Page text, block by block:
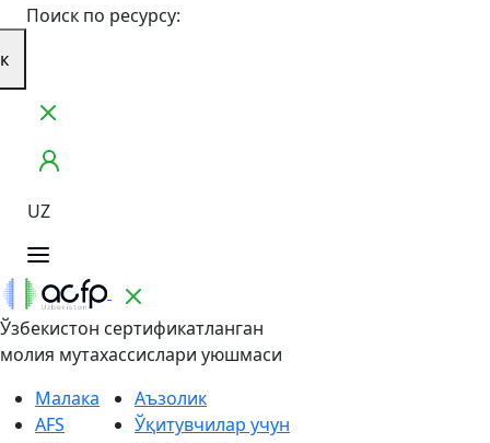
Поиск по ресурсу:
UZ
Ўзбекистон сертификатланган
молия мутахассислари уюшмаси
Малака
AFS
Аъзолик
Ўқитувчилар учун